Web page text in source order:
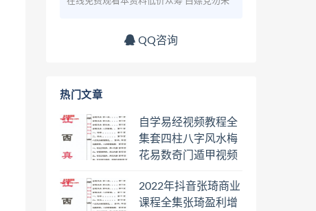
QQ咨询
热门文章
自学易经视频教程全
集套四柱八字风水梅
花易数奇门遁甲视频
日罗盘教程百度云网
盘会员
2022年抖音张琦商业
课程全集张琦盈利增